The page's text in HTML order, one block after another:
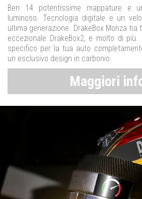
Ben 14 potentissime mappature e
luminoso. Tecnologia digitale e un
ultima generazione. DrakeBox Monza
eccezionale DrakeBox2, e molto di
specifico per la tua auto
un esclusivo design in carbonio.
Maggiori